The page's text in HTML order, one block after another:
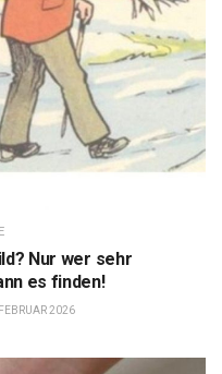
Nur wer sehr
es finden!
2026